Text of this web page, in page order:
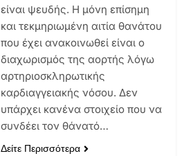
είναι ψευδής. Η μόνη επίσημη
και τεκμηριωμένη αιτία θανάτου
που έχει ανακοινωθεί είναι ο
διαχωρισμός της αορτής λόγω
αρτηριοσκληρωτικής
καρδιαγγειακής νόσου. Δεν
υπάρχει κανένα στοιχείο που να
συνδέει τον θάνατό…
Δείτε Περισσότερα